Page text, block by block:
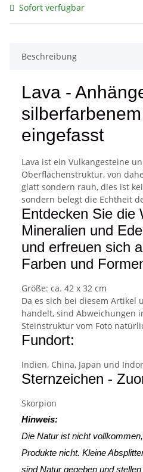
Sofort verfügbar
Beschreibung
Lava -
eingefasst
Lava ist ein Vulkangesteine
Oberflächenstruktur, von
glatt sondern rauh, dies ist
sondern belegt die Echtheit
Entdecken Sie die
Mineralien und
und erfreuen sich
Farben und
Größe: ca. 42 x 32 cm
Da es sich bei diesem Artikel
handelt, sind Abweichungen
Steinstruktur vom Foto
Fundort:
Indien, China, Japan und
Sternzeichen -
Skorpion
Hinweis:
Die Natur ist nicht
Produkte nicht. Kleine
sind Natur gegeben und